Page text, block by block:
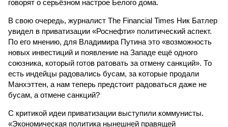
говорят о серьёзном настрое Белого дома.
В свою очередь, журналист The Financial Times Ник Батлер
увидел в приватизации «Роснефти» политический аспект.
По его мнению, для Владимира Путина это «возможность
новых инвестиций и появление на Западе ещё одного
союзника, который готов ратовать за отмену санкций». То
есть индейцы радовались бусам, за которые продали
Манхэттен, а нам теперь предстоит радоваться даже не
бусам, а отмене санкций?
С критикой идеи приватизации выступили коммунисты.
«Экономическая политика нынешней правящей